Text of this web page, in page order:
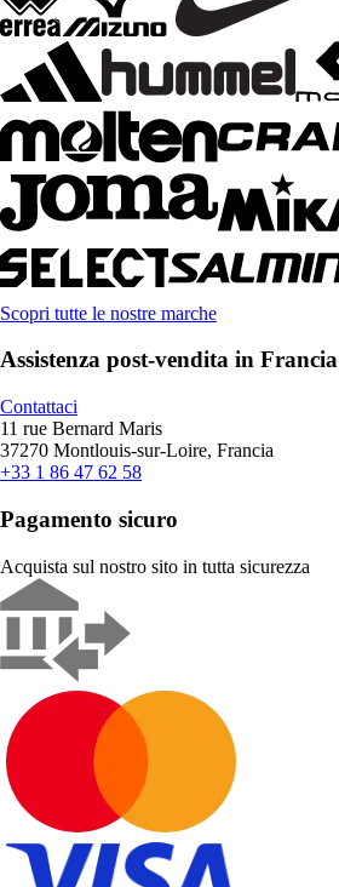
Scopri tutte le nostre marche
Assistenza post-vendita in Francia
Contattaci
11 rue Bernard Maris
37270 Montlouis-sur-Loire, Francia
+33 1 86 47 62 58
Pagamento sicuro
Acquista sul nostro sito in tutta sicurezza